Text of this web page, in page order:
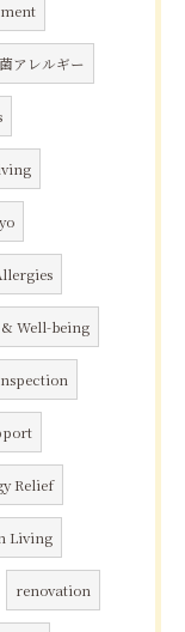
アレルギー
Well-being
Relief
Living
renovation